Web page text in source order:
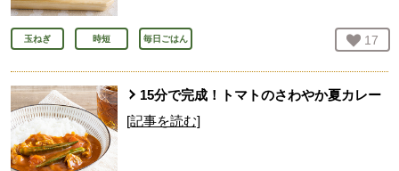
玉ねぎ 時短 毎日ごはん お気
17
15分で完成！トマトのさわやか夏カレー
[記事を読む]